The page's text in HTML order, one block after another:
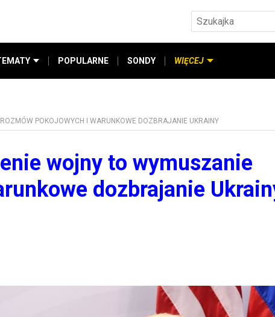
POPULARNE SONDY WIĘCEJ
POKOJOWYCH I WARUNKOWE DOZBRAJANIE UKRAINY
wojny to wymuszanie
dozbrajanie